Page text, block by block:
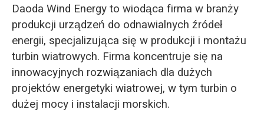
Daoda Wind Energy to wiodąca firma w branży
produkcji urządzeń do odnawialnych źródeł
energii, specjalizująca się w produkcji i montażu
turbin wiatrowych. Firma koncentruje się na
innowacyjnych rozwiązaniach dla dużych
projektów energetyki wiatrowej, w tym turbin o
dużej mocy i instalacji morskich.